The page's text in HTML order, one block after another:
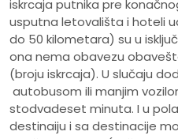
iskrcaja putnika pre
usputna letovališta i hoteli
do 50 kilometara) su u
ona nema obavezu
(broju iskrcaja). U slučaju
autobusom ili manjim
stodvadeset minuta. I u
destinaiju i sa destinacije